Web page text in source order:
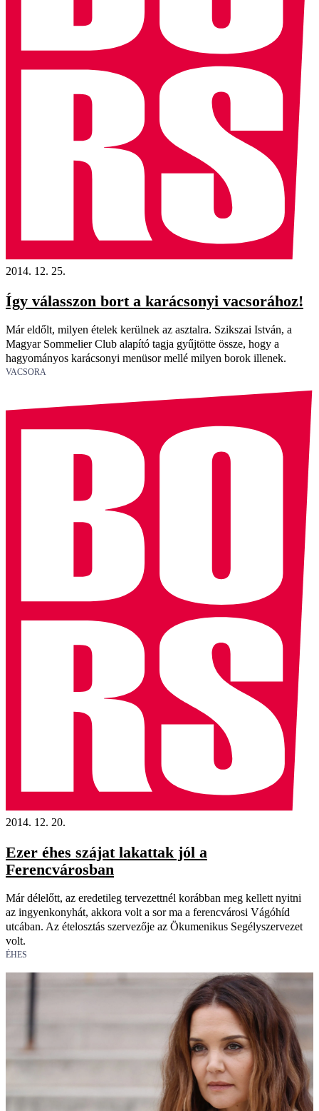
2014. 12. 25.
Így válasszon bort a karácsonyi vacsorához!
Már eldőlt, milyen ételek kerülnek az asztalra. Szikszai István, a
Magyar Sommelier Club alapító tagja gyűjtötte össze, hogy a
hagyományos karácsonyi menüsor mellé milyen borok illenek.
VACSORA
2014. 12. 20.
Ezer éhes szájat lakattak jól a
Ferencvárosban
Már délelőtt, az eredetileg tervezettnél korábban meg kellett nyitni
az ingyenkonyhát, akkora volt a sor ma a ferencvárosi Vágóhíd
utcában. Az ételosztás szervezője az Ökumenikus Segélyszervezet
volt.
ÉHES